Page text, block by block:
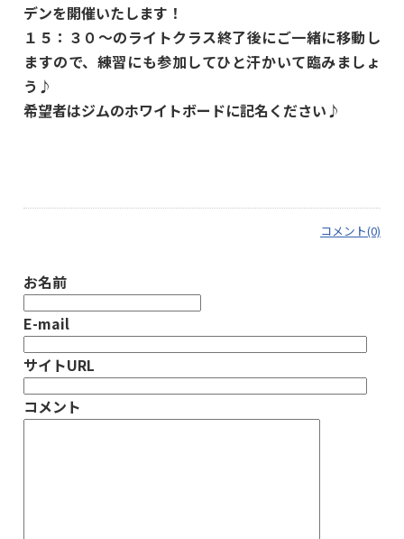
デンを開催いたします！
１５：３０～のライトクラス終了後にご一緒に移動し
ますので、練習にも参加してひと汗かいて臨みましょ
う♪
希望者はジムのホワイトボードに記名ください♪
コメント(0)
お名前
E-mail
サイトURL
コメント